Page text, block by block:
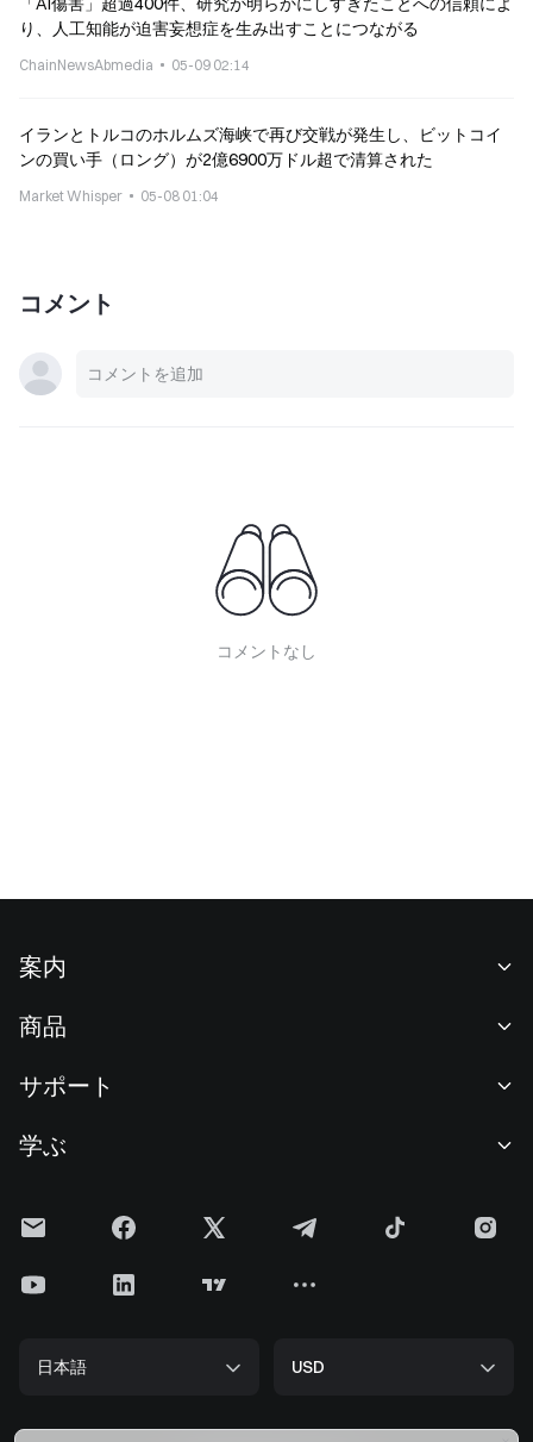
り、人工知能が迫害妄想症を生み出すことにつながる
ChainNewsAbmedia 05-09 02:14
イランとトルコのホルムズ海峡で再び交戦が発生し、ビットコイ
ンの買い手（ロング）が2億6900万ドル超で清算された
Market Whisper 05-08 01:04
コメント
コメントなし
案内
ニュースルーム
F1 Oracle Red Bull Racing 公式スポンサー
クッキーポリシー
準備金証明
商品
現物取引
投資センター
Alpha
サポート
手数料
上場申請
学ぶ
Gateニュース
ETHアップグレード
日本語 USD